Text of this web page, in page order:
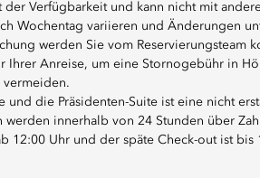
der Verfügbarkeit und kann nicht mit
Wochentag variieren und Änderungen
werden Sie vom Reservierungsteam
Ihrer Anreise, um eine Stornogebühr in
vermeiden.
und die Präsidenten-Suite ist eine nicht
innerhalb von 24 Stunden über
12:00 Uhr und der späte Check-out ist